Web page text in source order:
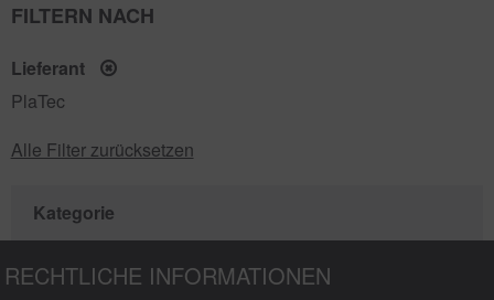
FILTERN NACH
Lieferant
PlaTec
Alle Filter zurücksetzen
Kategorie
RECHTLICHE INFORMATIONEN